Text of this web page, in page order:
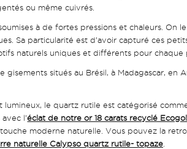
ou même cuivrés.
à de fortes pressions et chaleurs. On
Sa particularité est d’avoir capturé ces
naturels uniques et différents pour chaque
situés au Brésil, à Madagascar, en
le quartz rutile est catégorisé
l’éclat de notre or 18 carats recyclé
moderne naturelle. Vous pouvez la
naturelle Calypso quartz rutile- topaze.